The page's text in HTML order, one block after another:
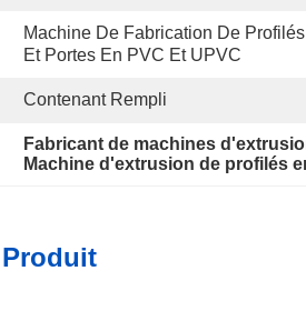
Machine De Fabrication De
Et Portes En PVC Et UPVC
Contenant Rempli
Fabricant de machines
Machine d'extrusion de profilés